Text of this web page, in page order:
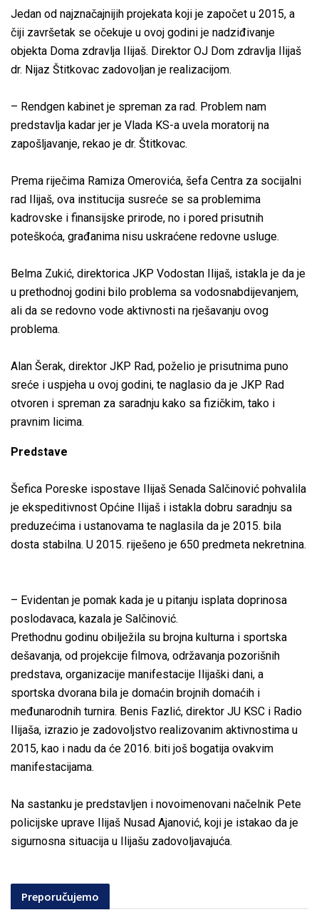
Jedan od najznačajnijih projekata koji je započet u 2015, a
čiji završetak se očekuje u ovoj godini je nadziđivanje
objekta Doma zdravlja Ilijaš. Direktor OJ Dom zdravlja Ilijaš
dr. Nijaz Štitkovac zadovoljan je realizacijom.
– Rendgen kabinet je spreman za rad. Problem nam
predstavlja kadar jer je Vlada KS-a uvela moratorij na
zapošljavanje, rekao je dr. Štitkovac.
Prema riječima Ramiza Omerovića, šefa Centra za socijalni
rad Ilijaš, ova institucija susreće se sa problemima
kadrovske i finansijske prirode, no i pored prisutnih
poteškoća, građanima nisu uskraćene redovne usluge.
Belma Zukić, direktorica JKP Vodostan Ilijaš, istakla je da je
u prethodnoj godini bilo problema sa vodosnabdijevanjem,
ali da se redovno vode aktivnosti na rješavanju ovog
problema.
Alan Šerak, direktor JKP Rad, poželio je prisutnima puno
sreće i uspjeha u ovoj godini, te naglasio da je JKP Rad
otvoren i spreman za saradnju kako sa fizičkim, tako i
pravnim licima.
Predstave
Šefica Poreske ispostave Ilijaš Senada Salčinović pohvalila
je ekspeditivnost Općine Ilijaš i istakla dobru saradnju sa
preduzećima i ustanovama te naglasila da je 2015. bila
dosta stabilna. U 2015. riješeno je 650 predmeta nekretnina.
– Evidentan je pomak kada je u pitanju isplata doprinosa
poslodavaca, kazala je Salčinović.
Prethodnu godinu obilježila su brojna kulturna i sportska
dešavanja, od projekcije filmova, održavanja pozorišnih
predstava, organizacije manifestacije Ilijaški dani, a
sportska dvorana bila je domaćin brojnih domaćih i
međunarodnih turnira. Benis Fazlić, direktor JU KSC i Radio
Ilijaša, izrazio je zadovoljstvo realizovanim aktivnostima u
2015, kao i nadu da će 2016. biti još bogatija ovakvim
manifestacijama.
Na sastanku je predstavljen i novoimenovani načelnik Pete
policijske uprave Ilijaš Nusad Ajanović, koji je istakao da je
sigurnosna situacija u Ilijašu zadovoljavajuća.
Preporučujemo